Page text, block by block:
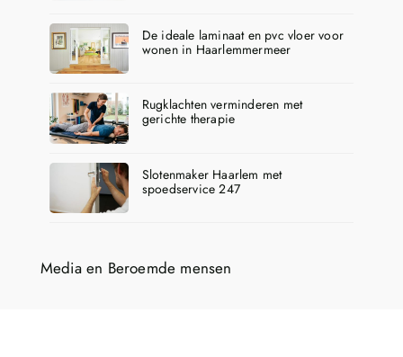
De ideale laminaat en pvc vloer voor
wonen in Haarlemmermeer
Rugklachten verminderen met
gerichte therapie
Slotenmaker Haarlem met
spoedservice 247
Media en Beroemde mensen